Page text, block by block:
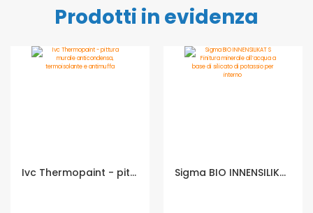
Prodotti in evidenza
Ivc Thermopaint - pittura murale anticondensa, termoisolante e antimuffa - Formato in litri: 13 lt Sigma BIO INNENSILIKAT S Finitura minerale all’acqua a base di silicato di potassio per interno - Formato in litri: 5 lt